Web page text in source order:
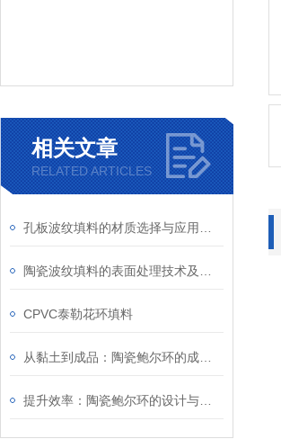
相关文章
RELATED ARTICLES
CPVC泰勒花环填料